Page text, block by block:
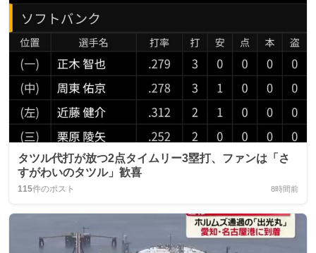
タツル代打が放つ2点タイムリー3塁打、ファンは「さ
すがわいのタツル」歓喜
115件のポスト 8時間前